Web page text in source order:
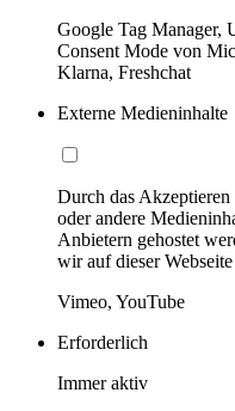
Google Tag Manager,
Consent Mode von
Klarna, Freshchat
Externe Medieninhalte
Durch das
oder andere
Anbietern gehostet
wir auf dieser
Vimeo, YouTube
Erforderlich
Immer aktiv